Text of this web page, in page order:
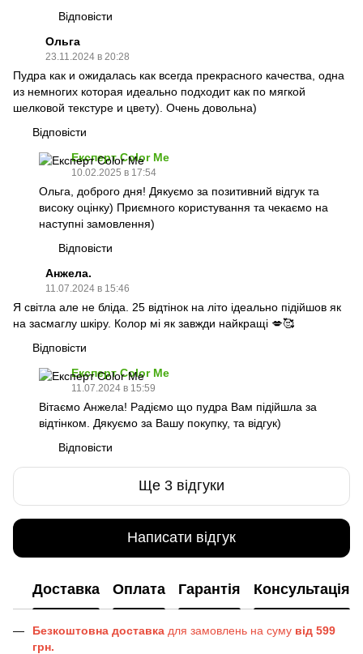
Відповісти
Ольга
23.11.2024 в 20:28
Пудра как и ожидалась как всегда прекрасного качества, одна
из немногих которая идеально подходит как по мягкой
шелковой текстуре и цвету). Очень довольна)
Відповісти
Експерт Color Me
10.02.2025 в 17:54
Ольга, доброго дня! Дякуємо за позитивний відгук та
високу оцінку) Приємного користування та чекаємо на
наступні замовлення)
Відповісти
Анжела.
11.07.2024 в 15:46
Я світла але не бліда. 25 відтінок на літо ідеально підійшов як
на засмаглу шкіру. Колор мі як завжди найкращі 💋🥰
Відповісти
Експерт Color Me
11.07.2024 в 15:59
Вітаємо Анжела! Радіємо що пудра Вам підійшла за
відтінком. Дякуємо за Вашу покупку, та відгук)
Відповісти
Ще 3 відгуки
Написати відгук
Доставка Оплата Гарантія Консультація
Безкоштовна доставка для замовлень на суму від 599
грн.